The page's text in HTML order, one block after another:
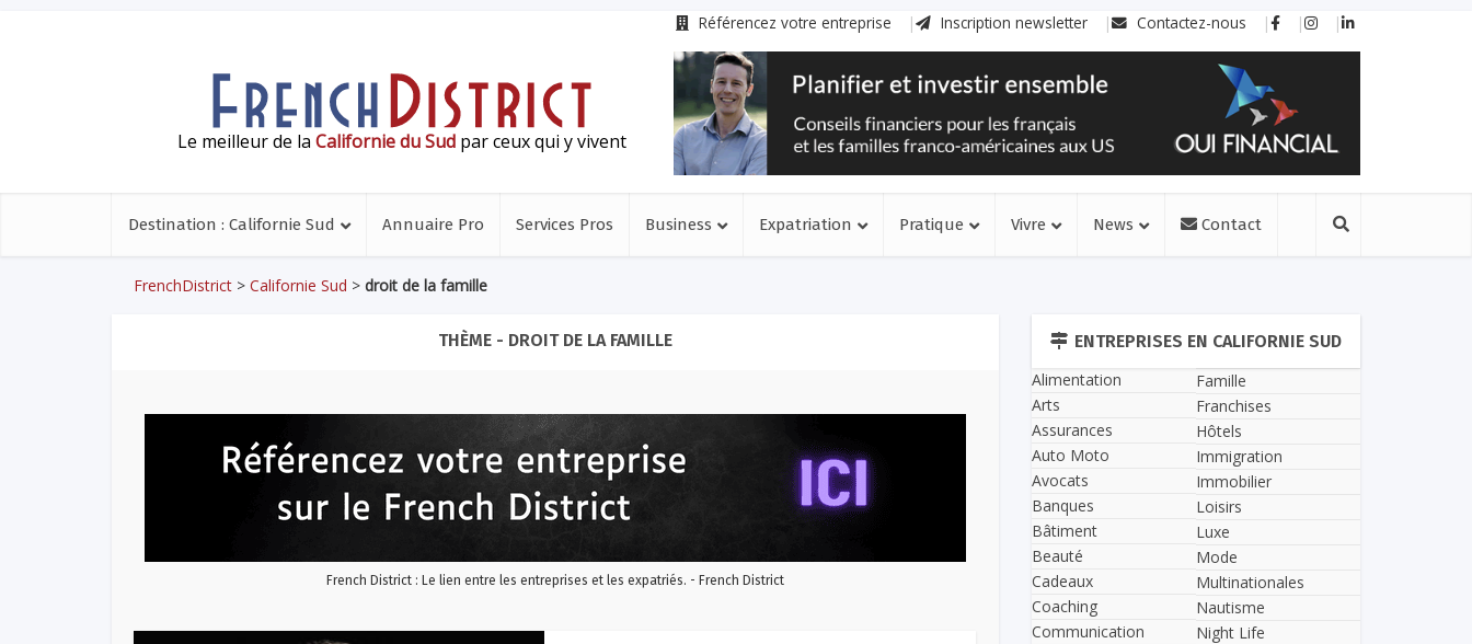
Référencez votre entreprise Inscription newsletter Contactez-nous
Le meilleur de la Californie du Sud par ceux qui y vivent
Destination : Californie Sud Annuaire Pro Services Pros Business Expatriation Pratique Vivre News Contact
FrenchDistrict > Californie Sud > droit de la famille
THÈME - DROIT DE LA FAMILLE
French District : Le lien entre les entreprises et les expatriés. - French District
ENTREPRISES EN CALIFORNIE SUD
Alimentation
Arts
Assurances
Auto Moto
Avocats
Banques
Bâtiment
Beauté
Cadeaux
Coaching
Communication
Famille
Franchises
Hôtels
Immigration
Immobilier
Loisirs
Luxe
Mode
Multinationales
Nautisme
Night Life